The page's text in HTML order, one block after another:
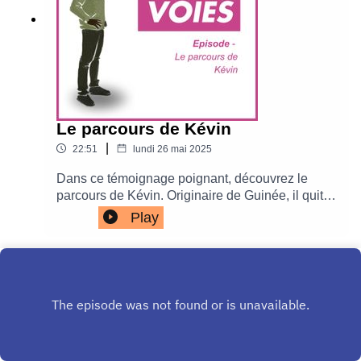
Le parcours de Kévin
22:51 lundi 26 mai 2025
Dans ce témoignage poignant, découvrez le
parcours de Kévin. Originaire de Guinée, il quitte
son pays alors qu'il entre tout juste dans
l'adolescence, son chemin a été marqué par de
nombreux défis, mais aussi une incroyable
Play